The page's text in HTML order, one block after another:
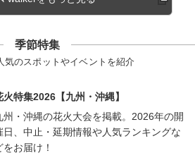
季節特集
気のスポットやイベントを紹介
火特集2026【九州・沖縄】
州・沖縄の花火大会を掲載。2026年の開
日、中止・延期情報や人気ランキングな
をお届け！